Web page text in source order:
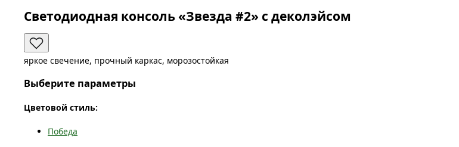
Светодиодная консоль «Звезда #2» с деколэйсом
яркое свечение, прочный каркас, морозостойкая
Выберите параметры
Цветовой стиль:
Победа